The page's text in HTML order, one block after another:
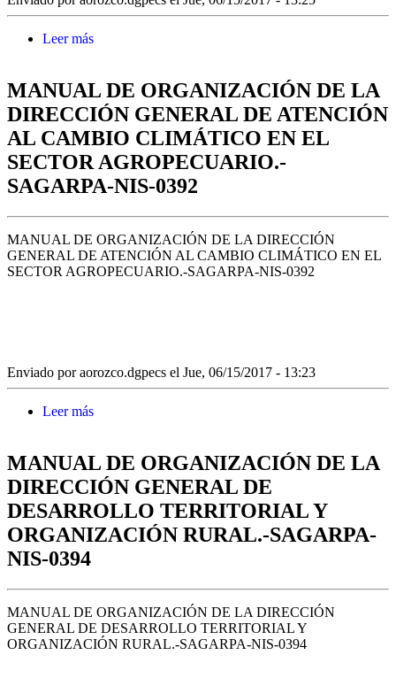
Leer más
SAGARPA-NIS-0393
MANUAL DE ORGANIZACIÓN DE LA
DIRECCIÓN GENERAL DE ATENCIÓN
AL CAMBIO CLIMÁTICO EN EL
SECTOR AGROPECUARIO.-
SAGARPA-NIS-0392
MANUAL DE ORGANIZACIÓN DE LA DIRECCIÓN
GENERAL DE ATENCIÓN AL CAMBIO CLIMÁTICO EN EL
SECTOR AGROPECUARIO.-SAGARPA-NIS-0392
Enviado poraorozco.dgpecs el Jue, 06/15/2017 - 13:23
Leer más
AGROPECUARIO.-SAGARPA-NIS-0392
MANUAL DE ORGANIZACIÓN DE LA
DIRECCIÓN GENERAL DE
DESARROLLO TERRITORIAL Y
ORGANIZACIÓN RURAL.-SAGARPA-
NIS-0394
MANUAL DE ORGANIZACIÓN DE LA DIRECCIÓN
GENERAL DE DESARROLLO TERRITORIAL Y
ORGANIZACIÓN RURAL.-SAGARPA-NIS-0394